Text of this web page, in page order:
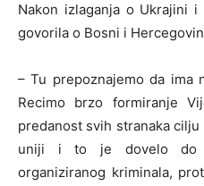
Nakon izlaganja o Ukrajini
govorila o Bosni i
– Tu prepoznajemo da ima
Recimo brzo formiranje
predanost svih stranaka
uniji i to je dovelo do
organiziranog kriminala,